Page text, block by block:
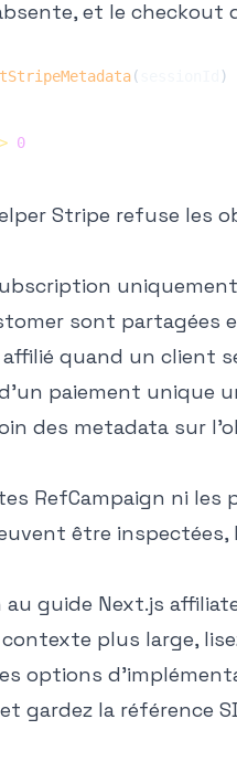
et le
( )
> 0
Stripe refuse les
sont
quand un client
paiement unique
des metadata sur
RefCampaign ni
être inspectées,
au guide Next.js
plus large,
options
gardez la référence